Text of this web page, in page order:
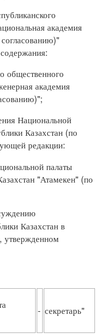
академия
общественного
академия
Национальной
Казахстан (по
редакции:
палаты
"Атамекен" (по
Казахстан в
утвержденном
- секретарь"